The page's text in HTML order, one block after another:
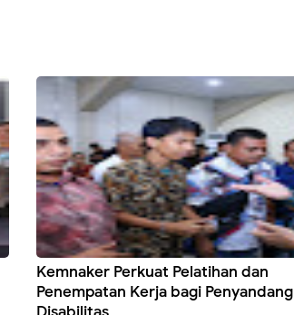
Kemnaker Perkuat Pelatihan dan
Penempatan Kerja bagi Penyandang